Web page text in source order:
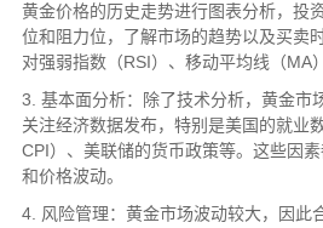
黄金价格的历史走势进行图表分析，投
位和阻力位，了解市场的趋势以及买卖
对强弱指数（RSI）、移动平均线（MA
3. 基本面分析：除了技术分析，黄金市
关注经济数据发布，特别是美国的就业
CPI）、美联储的货币政策等。这些因
和价格波动。
4. 风险管理：黄金市场波动较大，因此